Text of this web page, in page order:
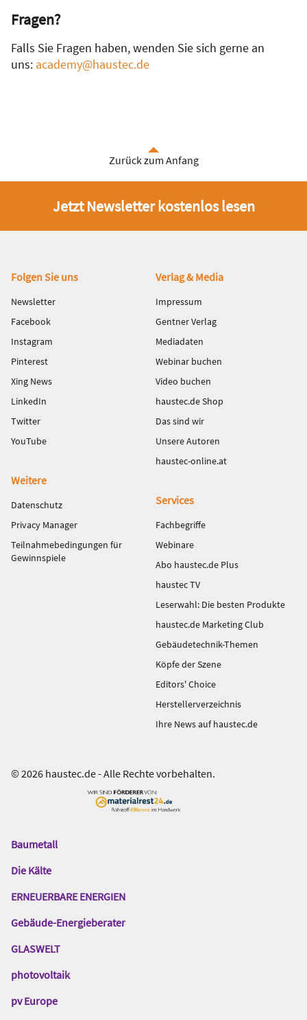
Fragen?
Falls Sie Fragen haben, wenden Sie sich gerne an
uns: academy@haustec.de
Zurück zum Anfang
Jetzt Newsletter kostenlos lesen
Fußbereich
Folgen Sie uns
Newsletter
Facebook
Instagram
Pinterest
Xing News
LinkedIn
Twitter
YouTube
Verlag & Media
Impressum
Gentner Verlag
Mediadaten
Webinar buchen
Video buchen
haustec.de Shop
Das sind wir
Unsere Autoren
haustec-online.at
Weitere
Datenschutz
Privacy Manager
Teilnahmebedingungen für
Gewinnspiele
Services
Fachbegriffe
Webinare
Abo haustec.de Plus
haustec TV
Leserwahl: Die besten Produkte
haustec.de Marketing Club
Gebäudetechnik-Themen
Köpfe der Szene
Editors' Choice
Herstellerverzeichnis
Ihre News auf haustec.de
© 2026 haustec.de - Alle Rechte vorbehalten.
Das
Gentner
Baumetall
Die Kälte
ERNEUERBARE ENERGIEN
Gebäude-Energieberater
GLASWELT
photovoltaik
pv Europe